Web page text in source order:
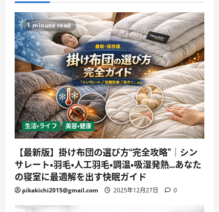
1 minute read
生活・ライフ 美容・健康
【最新版】掛け布団の選び方“完全攻略”｜シン
サレート・羽毛・人工羽毛・調温・吸湿発熱…あなた
の寝室に最適解を出す快眠ガイド
pikakichi2015@gmail.com 2025年12月27日 0